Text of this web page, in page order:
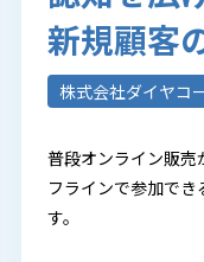
新規顧客
株式会社ダイヤコ
普段オンライン販
フラインで参加で
す。